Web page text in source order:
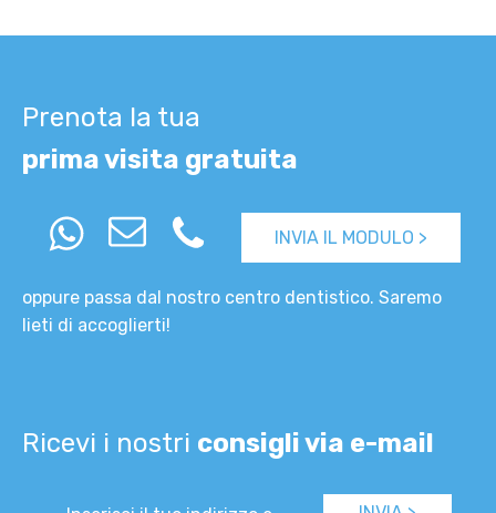
Prenota la tua
prima visita gratuita
INVIA IL MODULO >
oppure passa dal nostro centro dentistico. Saremo
lieti di accoglierti!
Ricevi i nostri consigli via e-mail